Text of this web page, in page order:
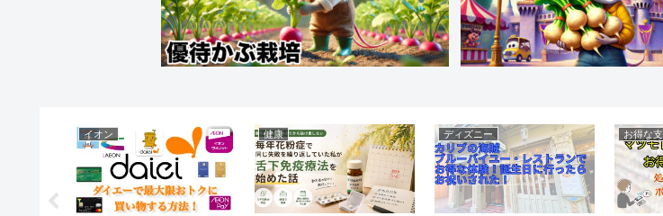
イオン 健康 ディズニー お得な